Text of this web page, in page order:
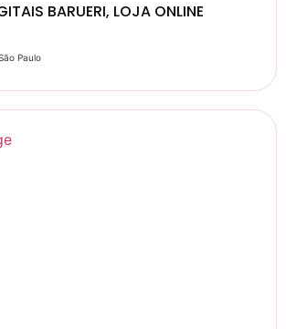
BARUERI, LOJA ONLINE
Paulo